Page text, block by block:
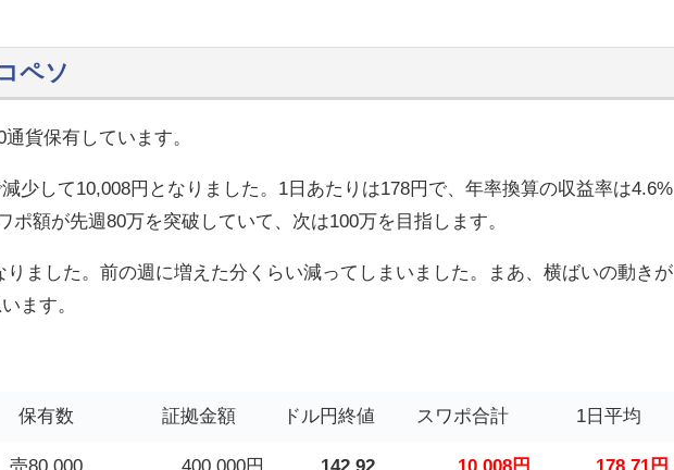
ペソ
貨保有しています。
少して10,008円となりました。1日あたりは178円で、年率換算の収益率は4.6%
ポ額が先週80万を突破していて、次は100万を目指します。
ました。前の週に増えた分くらい減ってしまいました。まあ、横ばいの動きが
ます。
保有数 証拠金額 ドル円終値 スワポ合計 1日平均
売80,000 400,000円 142.92 10,008円 178.71円